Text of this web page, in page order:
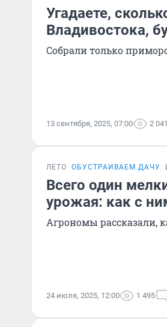
Угадаете,
Владивостока,
Собрали только
13 сентября, 2025, 07:00 2 041
ЛЕТО ОБУСТРАИВАЕМ ДАЧУ
Всего один
урожая: как с
Агрономы рассказали,
24 июля, 2025, 12:00 1 495